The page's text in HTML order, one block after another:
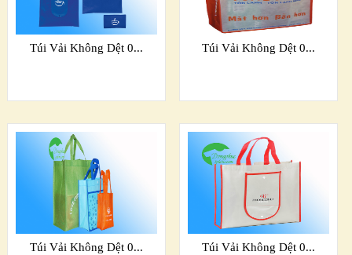
Túi Vải Không Dệt 0... Túi Vải Không Dệt 0...
Túi Vải Không Dệt 0... Túi Vải Không Dệt 0...